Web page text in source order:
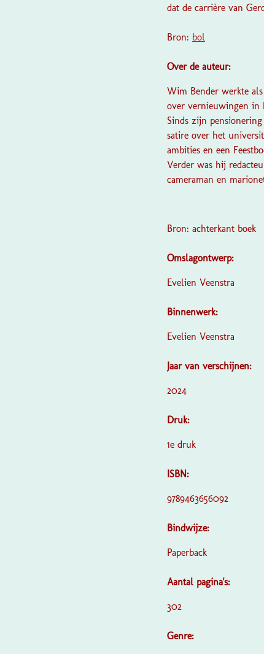
dat de carrière van
Bron: bol
Over de auteur:
Wim Bender werkte
over vernieuwingen in
Sinds zijn
satire over het
ambities en een
Verder was hij
cameraman en
Bron: achterkant boek
Omslagontwerp:
Evelien Veenstra
Binnenwerk:
Evelien Veenstra
Jaar van verschijnen:
2024
Druk:
1e druk
ISBN:
9789463656092
Bindwijze:
Paperback
Aantal pagina's:
302
Genre: